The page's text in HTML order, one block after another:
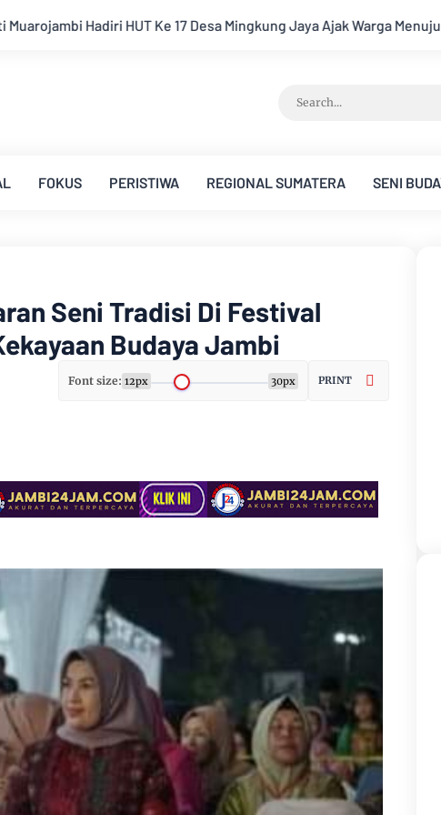
Jaya Ajak Warga Menuju Desa Mandiri 2026 Pemkab
FOKUS PERISTIWA REGIONAL SUMATERA SENI
Seni Tradisi Di Festival
Budaya Jambi
Font size: 12px 30px PRINT